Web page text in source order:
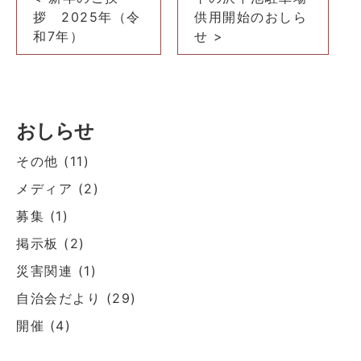
ビ
シ
ョ
拶 2025年（令
和7年）
供用開始のおしら
せ >
おしらせ
その他 (11)
メディア (2)
募集 (1)
掲示板 (2)
災害関連 (1)
自治会だより
(29)
開催 (4)